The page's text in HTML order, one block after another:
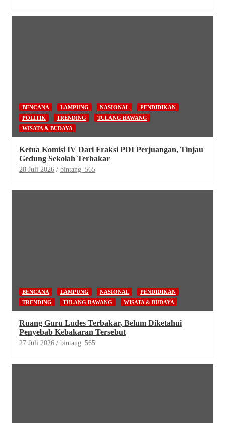
BENCANA LAMPUNG NASIONAL
PENDIDIKAN
POLITIK
TRENDING
TULANG BAWANG
WISATA & BUDAYA
Ketua Komisi IV Dari Fraksi PDI Perjuangan, Tinjau
Gedung Sekolah Terbakar
28 Juli 2026 bintang_565
BENCANA LAMPUNG NASIONAL
PENDIDIKAN
TRENDING
TULANG BAWANG WISATA & BUDAYA
Ruang Guru Ludes Terbakar, Belum Diketahui
Penyebab Kebakaran Tersebut
27 Juli 2026 bintang_565